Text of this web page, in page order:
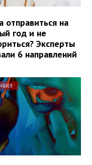
отправиться на
год и не
Эксперты
6 направлений